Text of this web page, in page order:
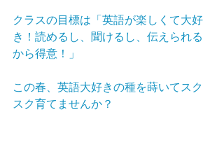
クラスの目標は「英語が楽しくて大好
き！読めるし、聞けるし、伝えられる
から得意！」
この春、英語大好きの種を蒔いてスク
スク育てませんか？